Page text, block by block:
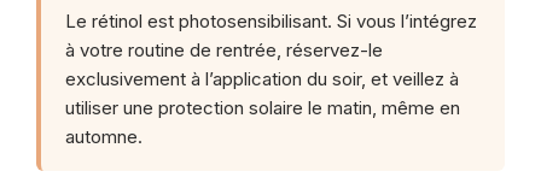
Le rétinol est photosensibilisant. Si vous l’intégrez
à votre routine de rentrée, réservez-le
exclusivement à l’application du soir, et veillez à
utiliser une protection solaire le matin, même en
automne.